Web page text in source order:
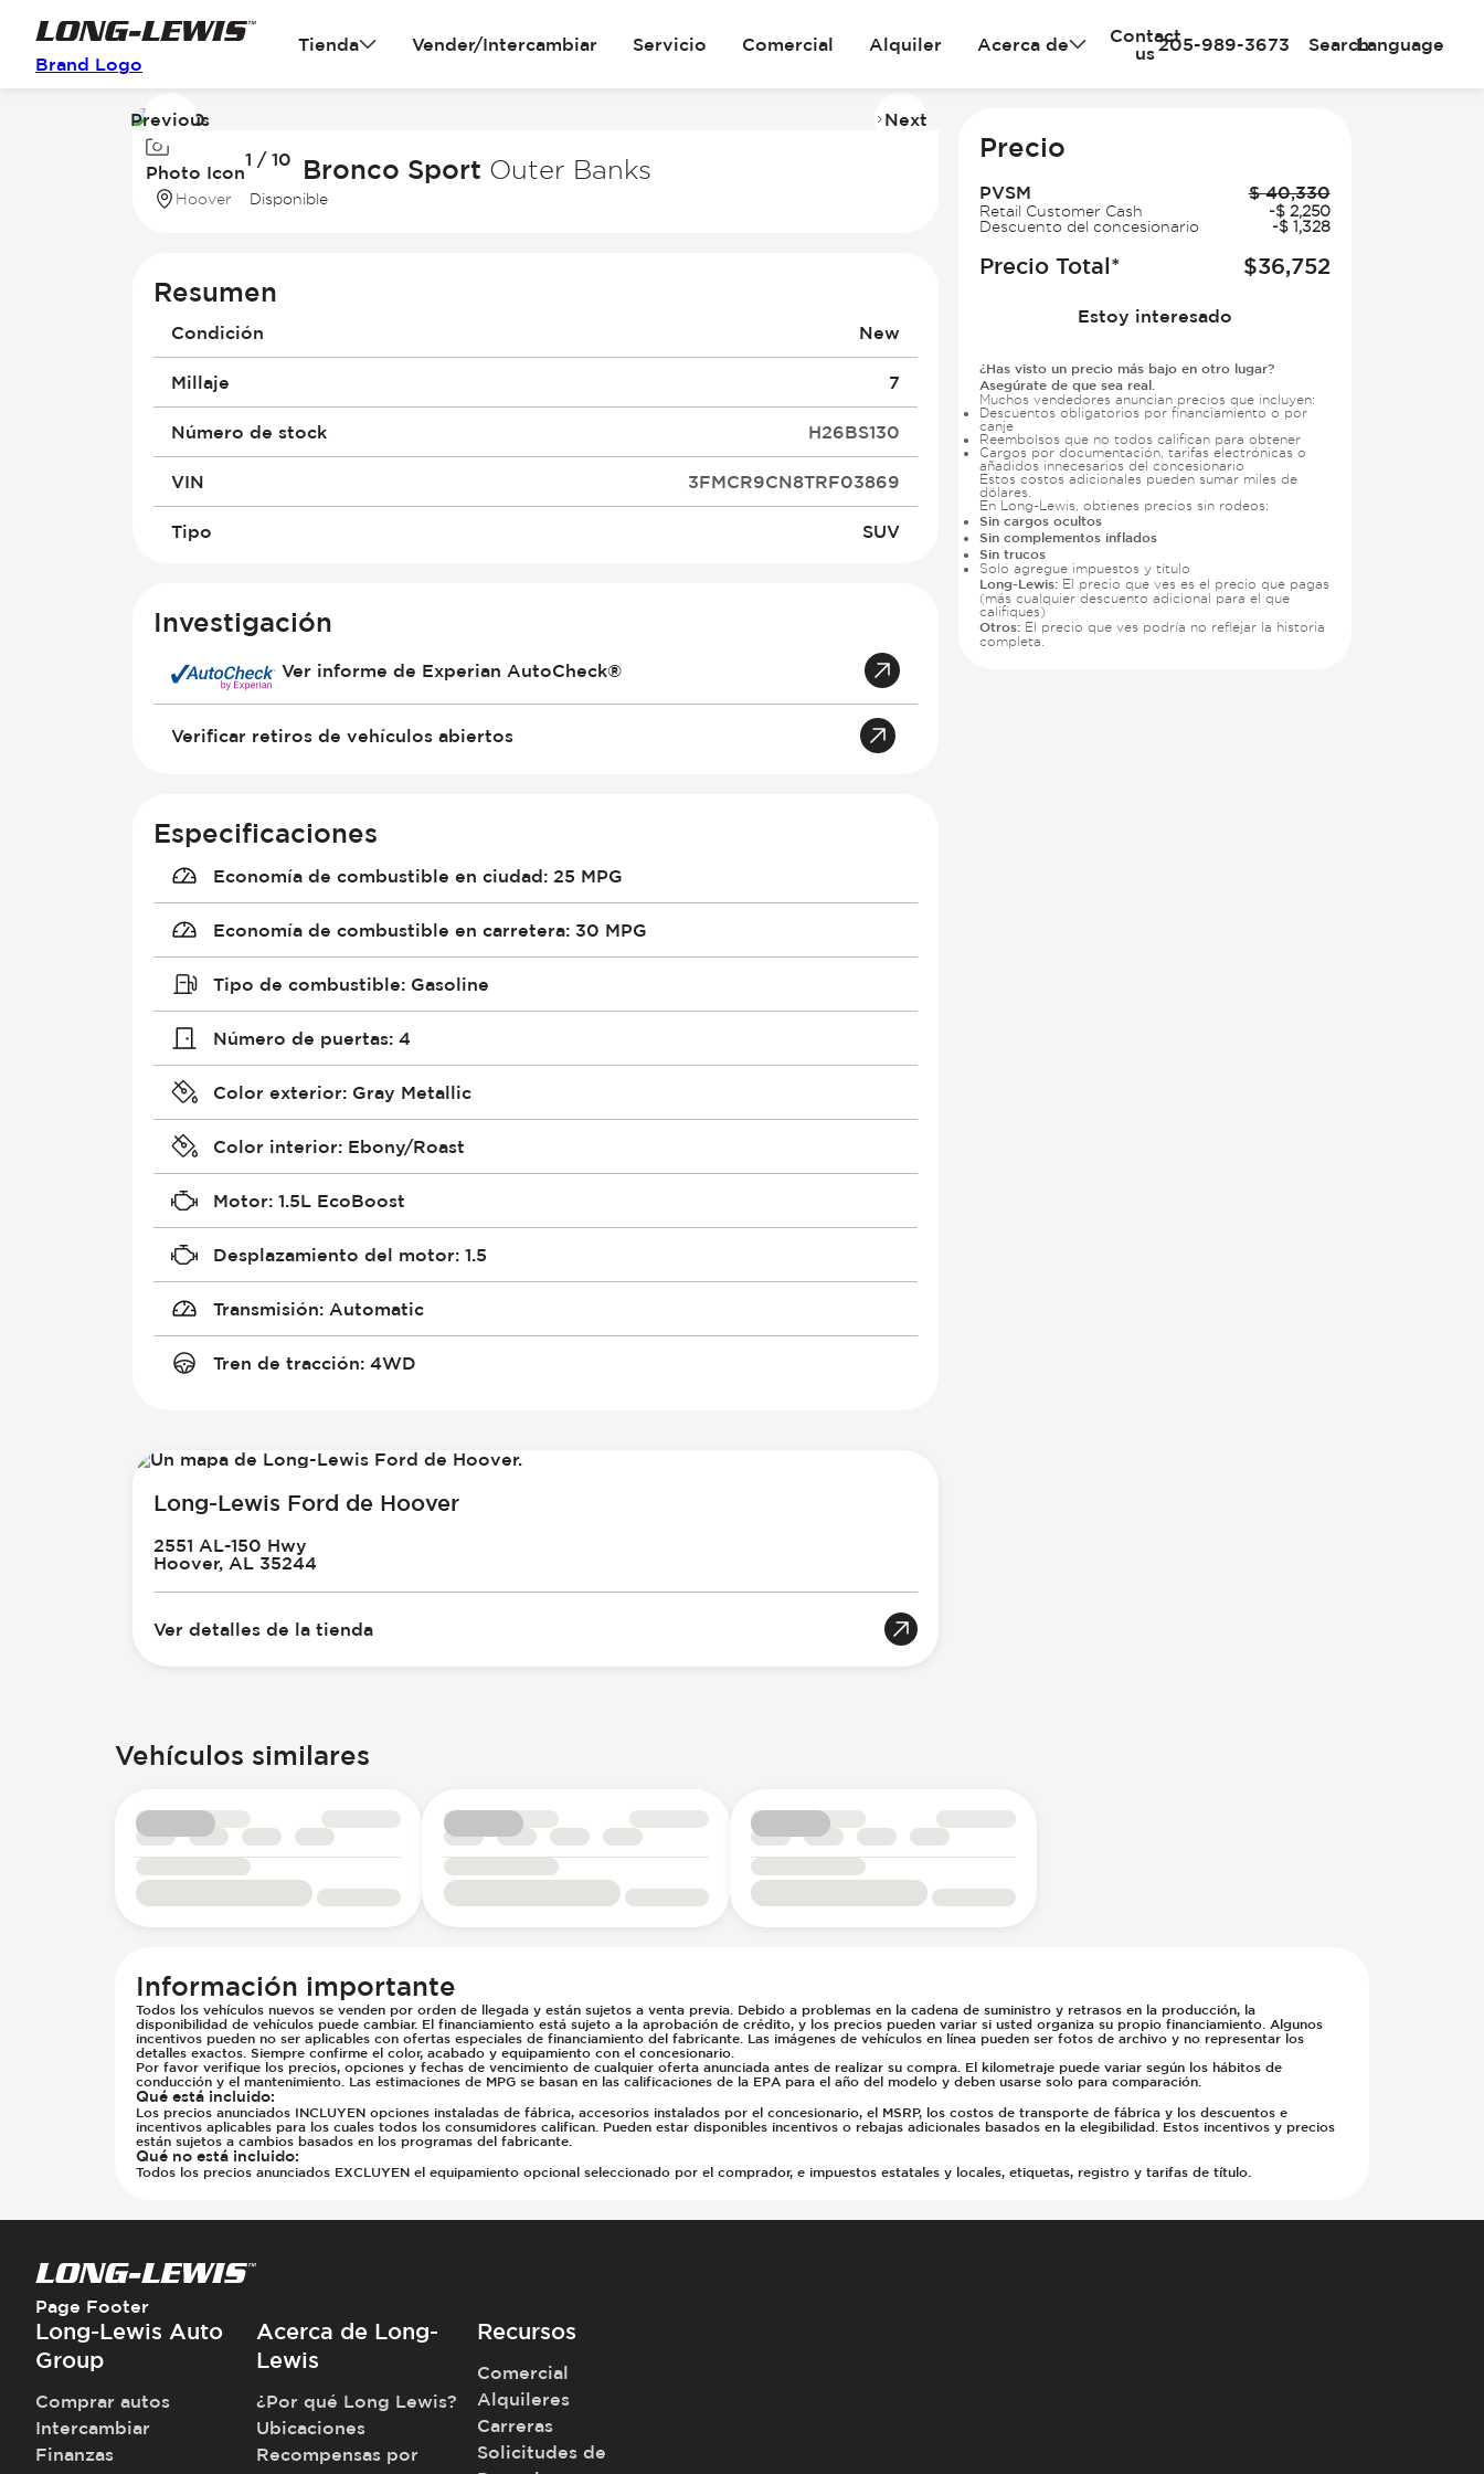
Brand Logo
Tienda Vender/Intercambiar Servicio Comercial Alquiler Acerca de
Contact
us205-989-3673 SearchLanguage
Image
of
Image
Photo Icon
1 / 10
Previous Next
2026 Ford Bronco Sport Outer Banks
Hoover Disponible
Precio
PVSM $ 40,330
Retail Customer Cash -$ 2,250
Descuento del concesionario
-$ 1,328
Precio Total* $36,752
Estoy interesado
¿Has visto un precio más bajo en otro lugar?
Asegúrate de que sea real.
Muchos vendedores anuncian precios que incluyen:
Descuentos obligatorios por financiamiento o por
canje
Reembolsos que no todos califican para obtener
Cargos por documentación, tarifas electrónicas o
añadidos innecesarios del concesionario
Estos costos adicionales pueden sumar miles de
dólares.
En Long-Lewis, obtienes precios sin rodeos:
Sin cargos ocultos
Sin complementos inflados
Sin trucos
Solo agregue impuestos y título
Long-Lewis: El precio que ves es el precio que pagas
(más cualquier descuento adicional para el que
califiques)
Otros: El precio que ves podría no reflejar la historia
completa.
Resumen
Condición New
Millaje 7
Número de stock H26BS130
VIN 3FMCR9CN8TRF03869
Tipo SUV
Investigación
Ver informe de Experian AutoCheck®
Verificar retiros de vehículos abiertos
Especificaciones
Economía de combustible en ciudad: 25 MPG
Economía de combustible en carretera: 30 MPG
Tipo de combustible: Gasoline
Número de puertas: 4
Color exterior: Gray Metallic
Color interior: Ebony/Roast
Motor: 1.5L EcoBoost
Desplazamiento del motor: 1.5
Transmisión: Automatic
Tren de tracción: 4WD
Long-Lewis Ford de Hoover
2551 AL-150 Hwy
Hoover, AL 35244
Ver detalles de la tienda
Vehículos similares
Información importante
Todos los vehículos nuevos se venden por orden de llegada y están sujetos a venta previa. Debido a problemas en la cadena de suministro y retrasos en la producción, la
disponibilidad de vehículos puede cambiar. El financiamiento está sujeto a la aprobación de crédito, y los precios pueden variar si usted organiza su propio financiamiento. Algunos
incentivos pueden no ser aplicables con ofertas especiales de financiamiento del fabricante. Las imágenes de vehículos en línea pueden ser fotos de archivo y no representar los
detalles exactos. Siempre confirme el color, acabado y equipamiento con el concesionario.
Por favor verifique los precios, opciones y fechas de vencimiento de cualquier oferta anunciada antes de realizar su compra. El kilometraje puede variar según los hábitos de
conducción y el mantenimiento. Las estimaciones de MPG se basan en las calificaciones de la EPA para el año del modelo y deben usarse solo para comparación.
Qué está incluido:
Los precios anunciados INCLUYEN opciones instaladas de fábrica, accesorios instalados por el concesionario, el MSRP, los costos de transporte de fábrica y los descuentos e
incentivos aplicables para los cuales todos los consumidores califican. Pueden estar disponibles incentivos o rebajas adicionales basados en la elegibilidad. Estos incentivos y precios
están sujetos a cambios basados en los programas del fabricante.
Qué no está incluido:
Todos los precios anunciados EXCLUYEN el equipamiento opcional seleccionado por el comprador, e impuestos estatales y locales, etiquetas, registro y tarifas de título.
Page Footer
Long-Lewis Auto
Group
Comprar autos
Intercambiar
Finanzas
Acerca de Long-
Lewis
¿Por qué Long Lewis?
Ubicaciones
Recompensas por
Recursos
Comercial
Alquileres
Carreras
Solicitudes de